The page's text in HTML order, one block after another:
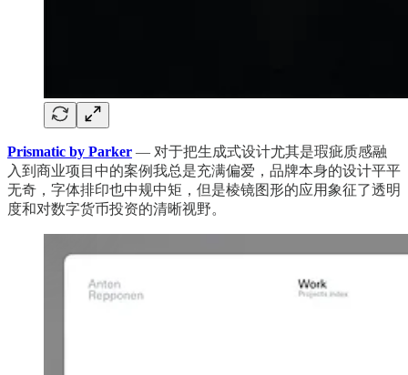
Prismatic by Parker — 对于把生成式设计尤其是瑕疵质感融
入到商业项目中的案例我总是充满偏爱，品牌本身的设计平平
无奇，字体排印也中规中矩，但是棱镜图形的应用象征了透明
度和对数字货币投资的清晰视野。